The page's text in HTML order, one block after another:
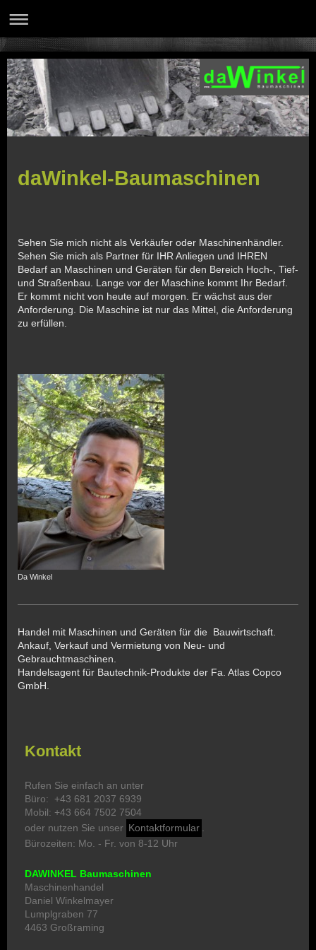
daWinkel-Baumaschinen
Sehen Sie mich nicht als Verkäufer oder Maschinenhändler.
Sehen Sie mich als Partner für IHR Anliegen und IHREN
Bedarf an Maschinen und Geräten für den Bereich Hoch-, Tief-
und Straßenbau. Lange vor der Maschine kommt Ihr Bedarf.
Er kommt nicht von heute auf morgen. Er wächst aus der
Anforderung. Die Maschine ist nur das Mittel, die Anforderung
zu erfüllen.
Da Winkel
Handel mit Maschinen und Geräten für die Bauwirtschaft.
Ankauf, Verkauf und Vermietung von Neu- und
Gebrauchtmaschinen.
Handelsagent für Bautechnik-Produkte der Fa. Atlas Copco
GmbH.
Kontakt
Rufen Sie einfach an unter
Büro: +43 681 2037 6939
Mobil: +43 664 7502 7504
oder nutzen Sie unser Kontaktformular .
Bürozeiten: Mo. - Fr. von 8-12 Uhr
DAWINKEL Baumaschinen
Maschinenhandel
Daniel Winkelmayer
Lumplgraben 77
4463 Großraming